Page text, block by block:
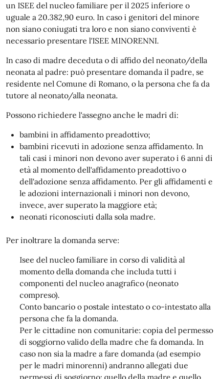
un ISEE del nucleo familiare per il 2025 inferiore o
uguale a 20.382,90 euro. In caso i genitori del minore
non siano coniugati tra loro e non siano conviventi è
necessario presentare l'ISEE MINORENNI.
In caso di madre deceduta o di affido del neonato/della
neonata al padre: può presentare domanda il padre, se
residente nel Comune di Romano, o la persona che fa da
tutore al neonato/alla neonata.
Possono richiedere l'assegno anche le madri di:
bambini in affidamento preadottivo;
bambini ricevuti in adozione senza affidamento. In
tali casi i minori non devono aver superato i 6 anni di
età al momento dell'affidamento preadottivo o
dell'adozione senza affidamento. Per gli affidamenti e
le adozioni internazionali i minori non devono,
invece, aver superato la maggiore età;
neonati riconosciuti dalla sola madre.
Per inoltrare la domanda serve:
Isee del nucleo familiare in corso di validità al
momento della domanda che includa tutti i
componenti del nucleo anagrafico (neonato
compreso).
Conto bancario o postale intestato o co-intestato alla
persona che fa la domanda.
Per le cittadine non comunitarie: copia del permesso
di soggiorno valido della madre che fa domanda. In
caso non sia la madre a fare domanda (ad esempio
per le madri minorenni) andranno allegati due
permessi di soggiorno: quello della madre e quello